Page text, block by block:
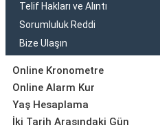
Telif Hakları ve Alıntı
Sorumluluk Reddi
Bize Ulaşın
Online Kronometre
Online Alarm Kur
Yaş Hesaplama
İki Tarih Arasındaki Gün